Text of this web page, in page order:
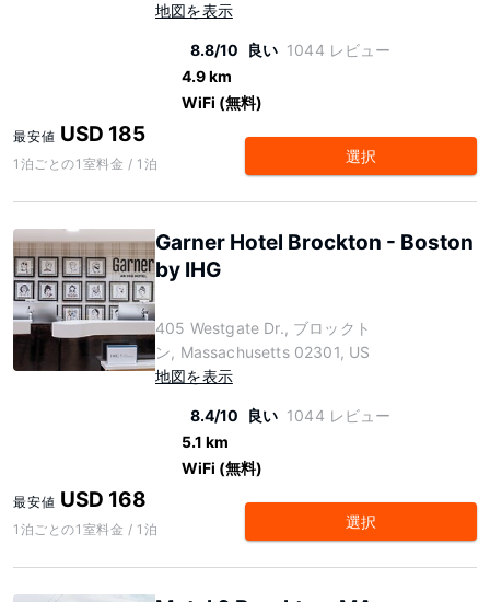
地図を表示
8.8/10 良い 1044 レビュー
4.9 km
WiFi (無料)
最安値 USD 185
1泊ごとの1室料金 / 1泊 選択
Garner Hotel Brockton - Boston
by IHG
405 Westgate Dr., ブロックト
ン, Massachusetts 02301, US
地図を表示
8.4/10 良い 1044 レビュー
5.1 km
WiFi (無料)
最安値 USD 168
1泊ごとの1室料金 / 1泊 選択